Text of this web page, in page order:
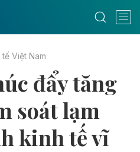
tế Việt Nam
đẩy tăng
soát lạm
kinh tế vĩ